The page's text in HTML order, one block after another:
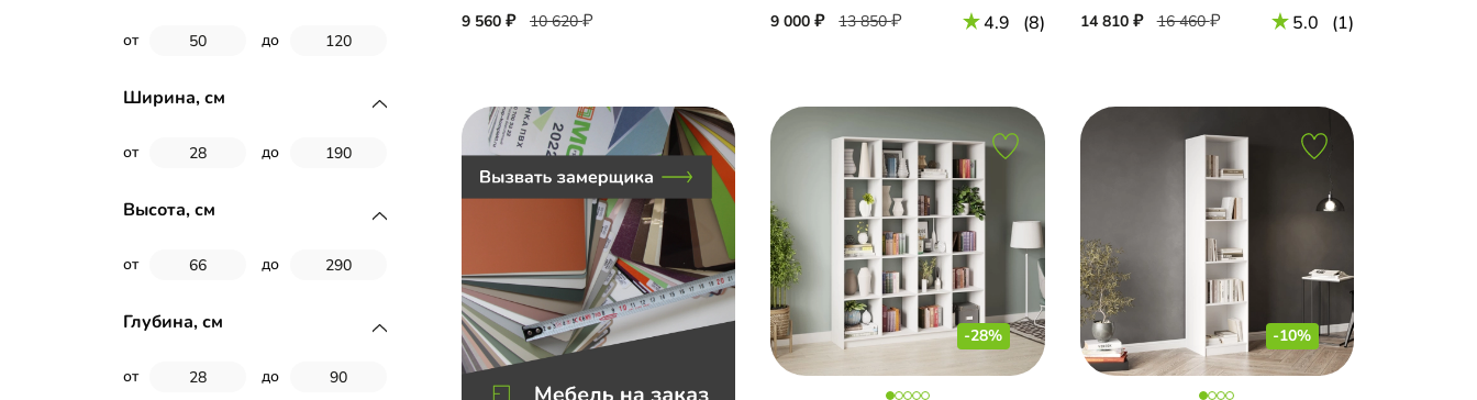
от до
Ширина, см
от до
Высота, см
от до
Глубина, см
от до
9 560 10 620 9 000 13 850 4.9 (8) 14 810 16 460 5.0 (1)
-28% -10%